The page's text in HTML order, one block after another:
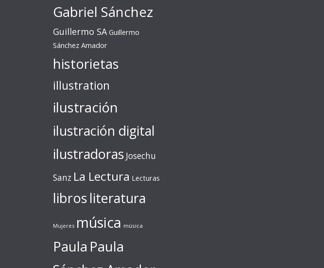
Gabriel Sánchez
Guillermo SA Guillermo
Sánchez Amador
historietas
illustration
ilustración
ilustración digital
ilustradoras Josechu
Sanz La Lectura Lecturas
librosliteratura
Mujeres música música
Paula Paula